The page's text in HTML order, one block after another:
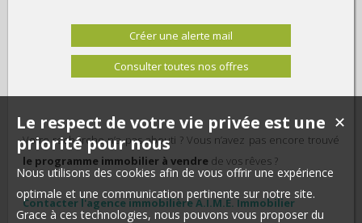
Créer une alerte mail
Consulter toutes nos offres
Votre recherche n’a pas abouti ? Vous n’avez pas encore trouvé
le programme immobilier à vendre de vos rêves ?
Contacter l'agence immobilière A.I.M.E. Immobilier
✕
Le respect de votre vie privée est une
priorité pour nous
Nous utilisons des cookies afin de vous offrir une expérience
optimale et une communication pertinente sur notre site.
Grace à ces technologies, nous pouvons vous proposer du